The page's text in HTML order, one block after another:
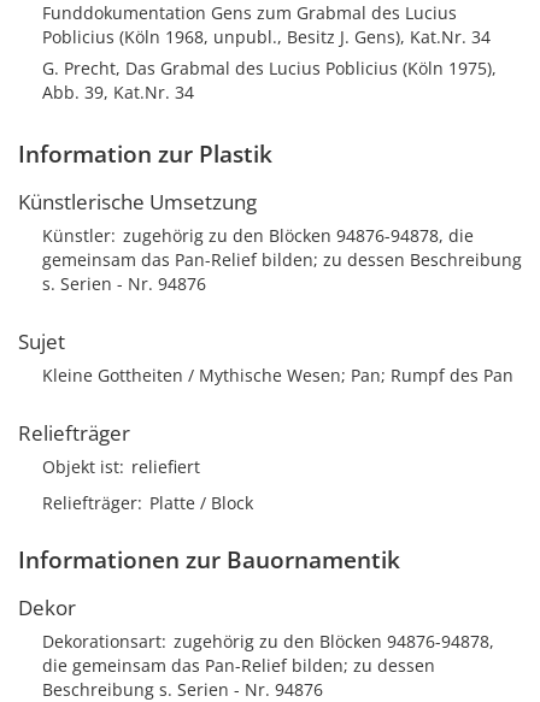
Funddokumentation Gens zum Grabmal des Lucius
Poblicius (Köln 1968, unpubl., Besitz J. Gens), Kat.Nr. 34
G. Precht, Das Grabmal des Lucius Poblicius (Köln 1975),
Abb. 39, Kat.Nr. 34
Information zur Plastik
Künstlerische Umsetzung
Künstler zugehörig zu den Blöcken 94876-94878, die
gemeinsam das Pan-Relief bilden; zu dessen Beschreibung
s. Serien - Nr. 94876
Sujet
Kleine Gottheiten / Mythische Wesen; Pan; Rumpf des Pan
Reliefträger
Objekt ist reliefiert
Reliefträger Platte / Block
Informationen zur Bauornamentik
Dekor
Dekorationsart zugehörig zu den Blöcken 94876-94878,
die gemeinsam das Pan-Relief bilden; zu dessen
Beschreibung s. Serien - Nr. 94876